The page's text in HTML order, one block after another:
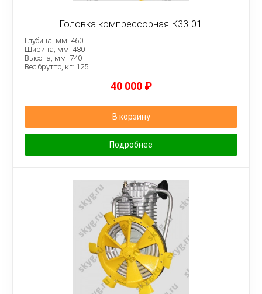
Головка компрессорная К33-01.
Глубина, мм: 460
Ширина, мм: 480
Высота, мм: 740
Вес брутто, кг: 125
40 000 ₽
В корзину
Подробнее